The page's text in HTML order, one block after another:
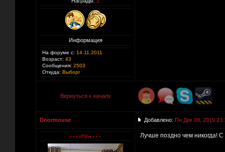
Информация
На форуме с: 14.11.2011
Возраст: 43
Сообщения: 2503
Откуда: Выборг
Вернуться к началу
Doormouse Добавлено: Пн Дек 09, 2019
Лучше поздно чем никогда!